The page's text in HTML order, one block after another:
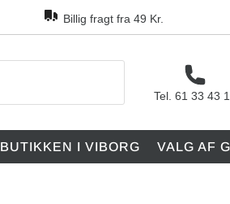
Billig fragt fra 49 Kr.
Tel. 61 33 43
BUTIKKEN I VIBORG VALG AF